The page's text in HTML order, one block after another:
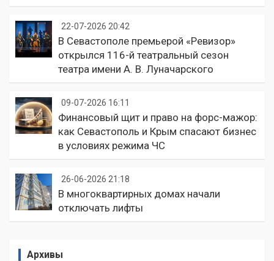
22-07-2026 20:42
В Севастополе премьерой «Ревизор»
открылся 116-й театральный сезон
театра имени А. В. Луначарского
09-07-2026 16:11
Финансовый щит и право на форс-мажор:
как Севастополь и Крым спасают бизнес
в условиях режима ЧС
26-06-2026 21:18
В многоквартирных домах начали
отключать лифты
Архивы